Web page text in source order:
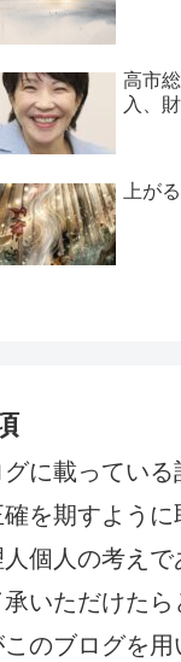
高市
入、
上が
に載っている
を期すように
個人の考えで
いただけたら
のブログを